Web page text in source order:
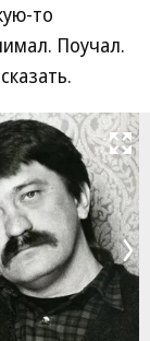
то
Поучал.
Развернуть